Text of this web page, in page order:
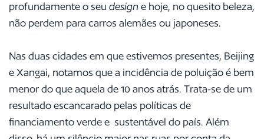
profundamente o seu design e hoje, no quesito beleza,
não perdem para carros alemães ou japoneses.
Nas duas cidades em que estivemos presentes, Beijing
e Xangai, notamos que a incidência de poluição é bem
menor do que aquela de 10 anos atrás. Trata-se de um
resultado escancarado pelas políticas de
financiamento verde e sustentável do país. Além